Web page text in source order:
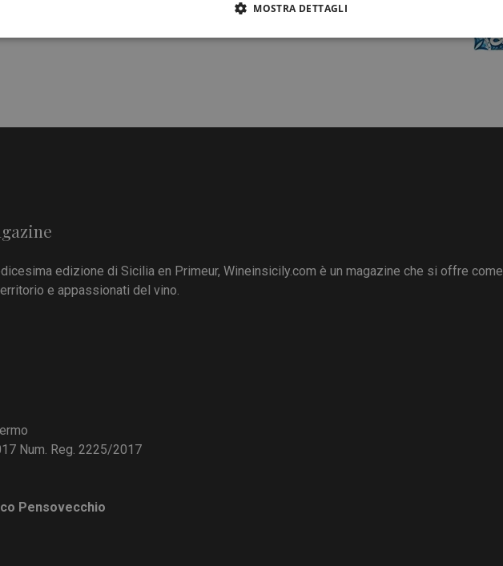
edizione di Sicilia en Primeur, Wineinsicily.com è un magazine che si offre come
e appassionati del vino.
Num. Reg. 2225/2017
Pensovecchio
MOSTRA DETTAGLI